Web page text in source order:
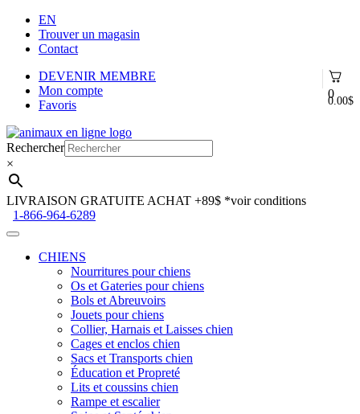
EN
Trouver un magasin
Contact
0
0.00$
DEVENIR MEMBRE
Mon compte
Favoris
Aller
à
la
navigation
Aller
au
contenu
Rechercher
×
LIVRAISON GRATUITE ACHAT +89$ *voir conditions
1-866-964-6289
CHIENS
Nourritures pour chiens
Os et Gateries pour chiens
Bols et Abreuvoirs
Jouets pour chiens
Collier, Harnais et Laisses chien
Cages et enclos chien
Sacs et Transports chien
Éducation et Propreté
Lits et coussins chien
Rampe et escalier